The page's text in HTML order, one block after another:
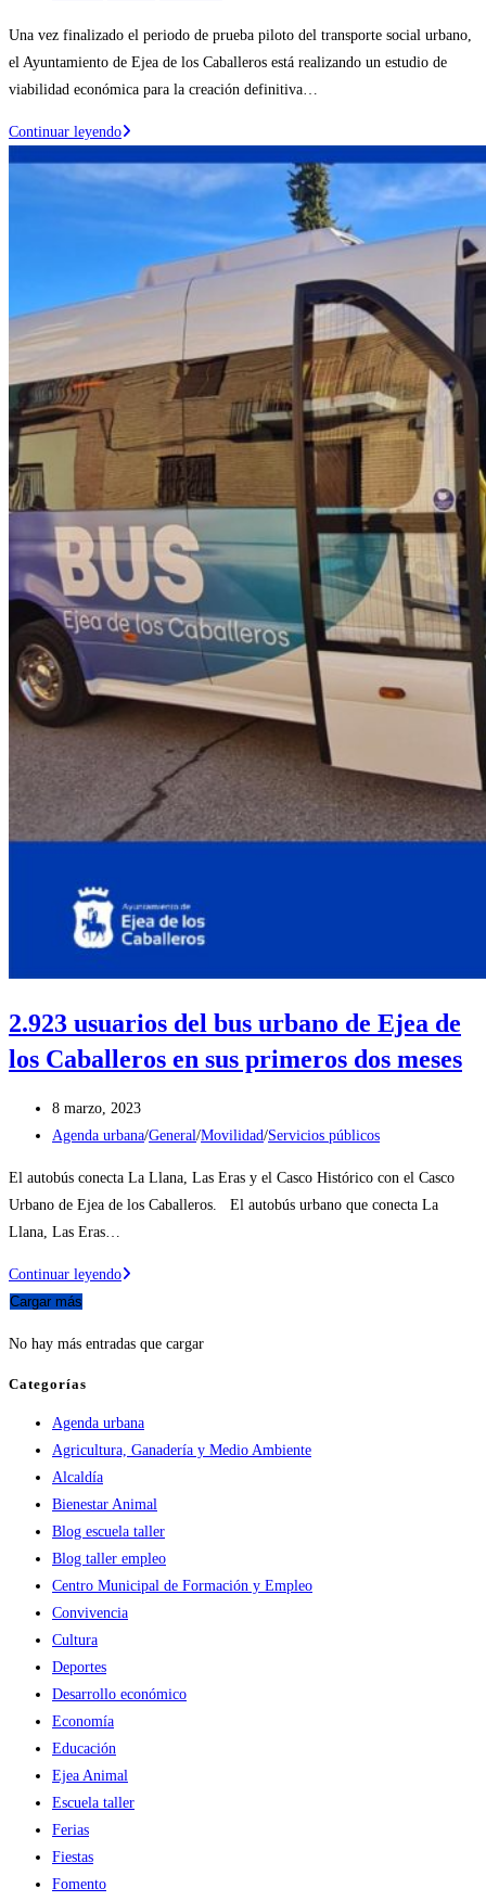
Una vez finalizado el periodo de prueba piloto del transporte social urbano,
el Ayuntamiento de Ejea de los Caballeros está realizando un estudio de
viabilidad económica para la creación definitiva…
Continuar leyendoEl
Ayuntamiento
de
marquesinas
en
del
2.923 usuarios del bus urbano de Ejea de
los Caballeros en sus primeros dos meses
Publicación
de
8 marzo, 2023
Categoría
entrada:
Agenda urbana/General/Movilidad/Servicios públicos
El autobús conecta La Llana, Las Eras y el Casco Histórico con el Casco
Urbano de Ejea de los Caballeros. El autobús urbano que conecta La
Llana, Las Eras…
Continuar leyendo2.923
primeros
Cargar más
No hay más entradas que cargar
Categorías
Agenda urbana
Agricultura, Ganadería y Medio Ambiente
Alcaldía
Bienestar Animal
Blog escuela taller
Blog taller empleo
Centro Municipal de Formación y Empleo
Convivencia
Cultura
Deportes
Desarrollo económico
Economía
Educación
Ejea Animal
Escuela taller
Ferias
Fiestas
Fomento